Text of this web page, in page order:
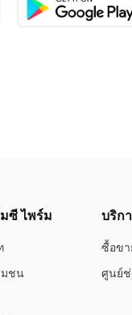
มซี ไพร์ม
มชน
บริก
ซื้อขา
ศูนย์ช่